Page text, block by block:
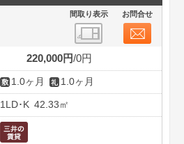
間取り表示 お問合せ
220,000円 0円
1.0ヶ月 1.0ヶ月
1LD･K 42.33㎡